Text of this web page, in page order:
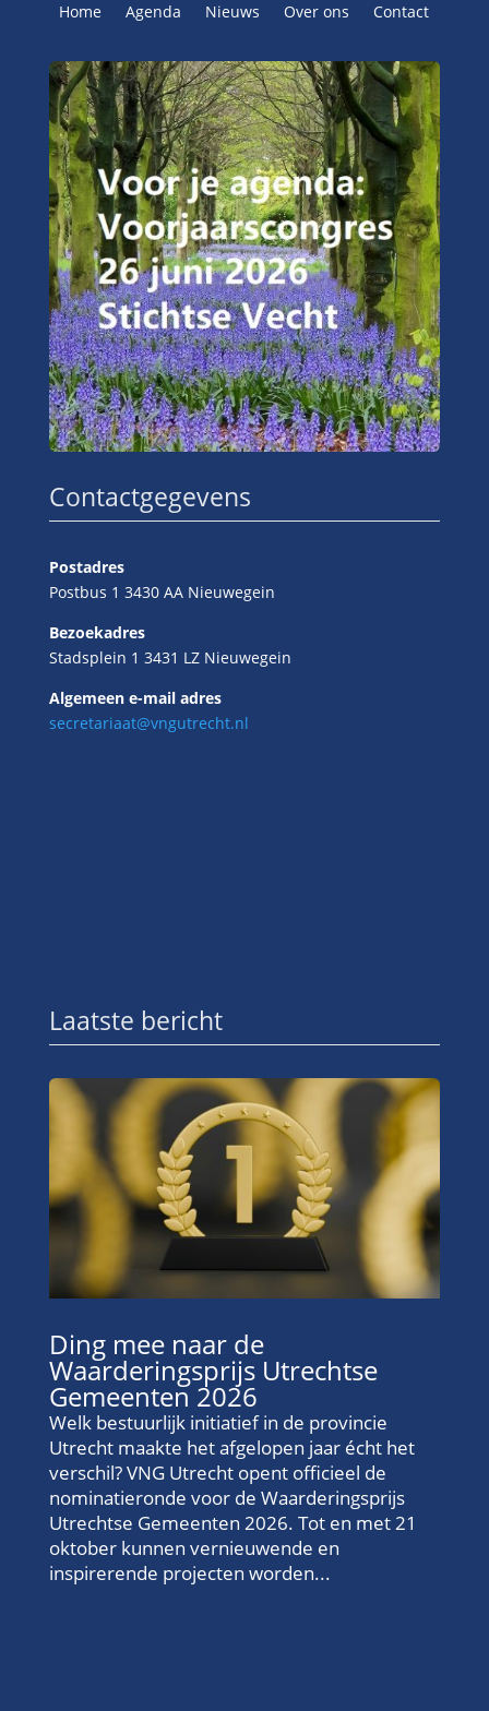
Home Agenda Nieuws Over ons Contact
Contactgegevens
Postadres
Postbus 1 3430 AA Nieuwegein
Bezoekadres
Stadsplein 1 3431 LZ Nieuwegein
Algemeen e-mail adres
secretariaat@vngutrecht.nl
Laatste bericht
Ding mee naar de
Waarderingsprijs Utrechtse
Gemeenten 2026
Welk bestuurlijk initiatief in de provincie
Utrecht maakte het afgelopen jaar écht het
verschil? VNG Utrecht opent officieel de
nominatieronde voor de Waarderingsprijs
Utrechtse Gemeenten 2026. Tot en met 21
oktober kunnen vernieuwende en
inspirerende projecten worden...